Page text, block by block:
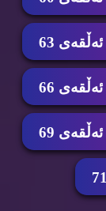
ئه‌ڵقه‌ی 63
ئه‌ڵقه‌ی 66
ئه‌ڵقه‌ی 69